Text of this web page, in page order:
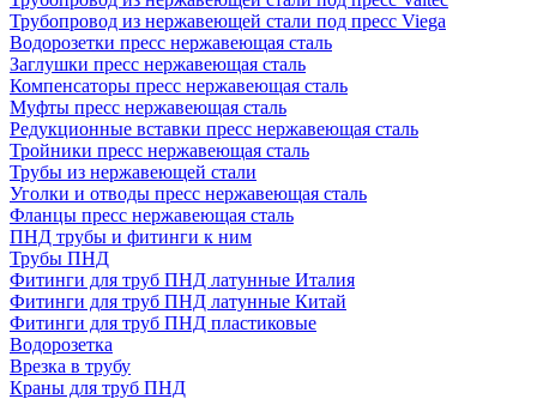
Трубопровод из нержавеющей стали под пресс Viega
Водорозетки пресс нержавеющая сталь
Заглушки пресс нержавеющая сталь
Компенсаторы пресс нержавеющая сталь
Муфты пресс нержавеющая сталь
Редукционные вставки пресс нержавеющая сталь
Тройники пресс нержавеющая сталь
Трубы из нержавеющей стали
Уголки и отводы пресс нержавеющая сталь
Фланцы пресс нержавеющая сталь
ПНД трубы и фитинги к ним
Трубы ПНД
Фитинги для труб ПНД латунные Италия
Фитинги для труб ПНД латунные Китай
Фитинги для труб ПНД пластиковые
Водорозетка
Врезка в трубу
Краны для труб ПНД